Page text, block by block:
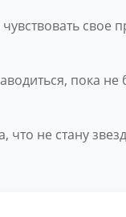
свое
пока
что не стану